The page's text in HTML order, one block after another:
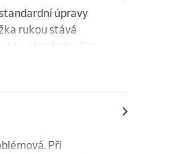
úpravy
rukou stává
ale především
Při